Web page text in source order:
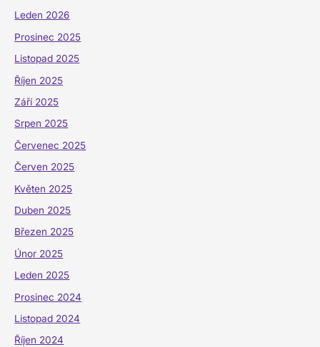
Leden 2026
Prosinec 2025
Listopad 2025
Říjen 2025
Září 2025
Srpen 2025
Červenec 2025
Červen 2025
Květen 2025
Duben 2025
Březen 2025
Únor 2025
Leden 2025
Prosinec 2024
Listopad 2024
Říjen 2024